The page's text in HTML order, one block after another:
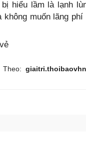
hiểu lầm là lạnh
muốn lãng
Theo: